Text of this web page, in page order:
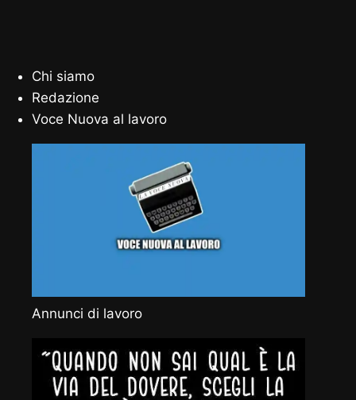
Chi siamo
Redazione
Voce Nuova al lavoro
Annunci di lavoro